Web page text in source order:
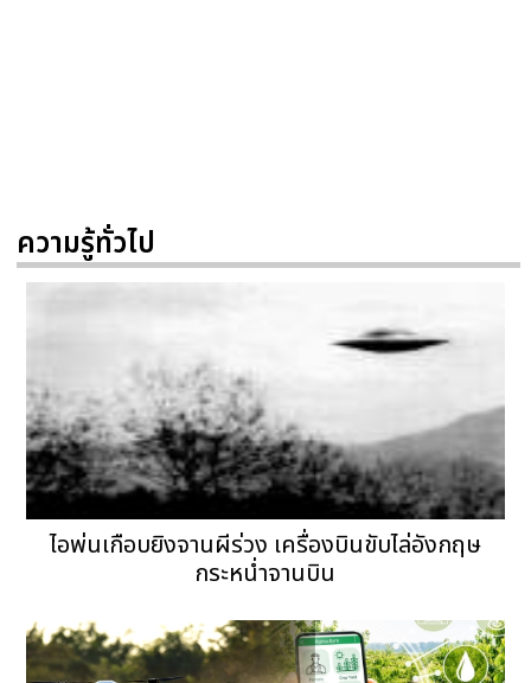
ความรู้ทั่วไป
ไอพ่นเกือบยิงจานผีร่วง เครื่องบินขับไล่อังกฤษ
กระหน่ำจานบิน